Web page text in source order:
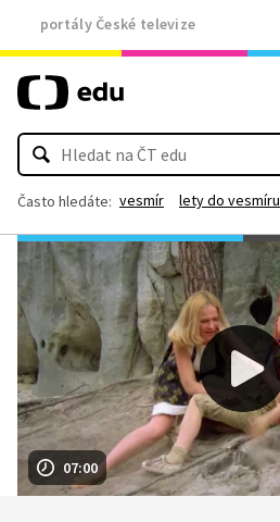
portály České televize
Často hledáte: vesmír lety do vesmíru
07:00